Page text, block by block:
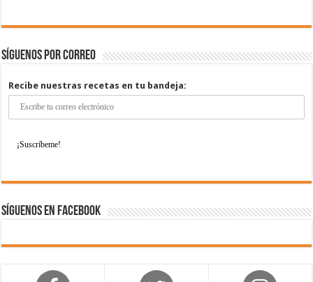
Síguenos por correo
Recibe nuestras recetas en tu bandeja:
Síguenos en Facebook